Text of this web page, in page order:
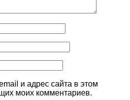
и адрес сайта в этом
моих комментариев.